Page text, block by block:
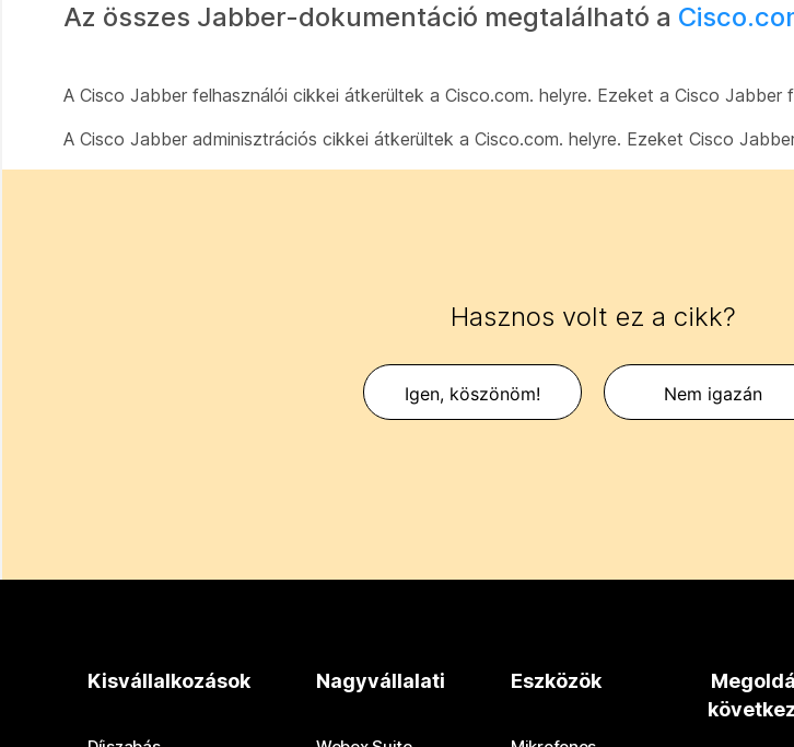
Az összes Jabber-dokumentáció megtalálható a
A Cisco Jabber felhasználói cikkei átkerültek a Cisco.com. helyre. Ezeket a Cisco Jabber
A Cisco Jabber adminisztrációs cikkei átkerültek a Cisco.com. helyre. Ezeket Cisco
Hasznos volt ez a cikk?
Igen, köszönöm! Nem igazán
Kisvállalkozások Nagyvállalati Eszközök